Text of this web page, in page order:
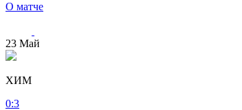
О матче
23 Май
ХИМ
0:3